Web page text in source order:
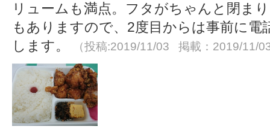
リュームも満点。フタがちゃんと閉ま
もありますので、2度目からは事前に
します。
（投稿:2019/11/03 掲載：2019/11/